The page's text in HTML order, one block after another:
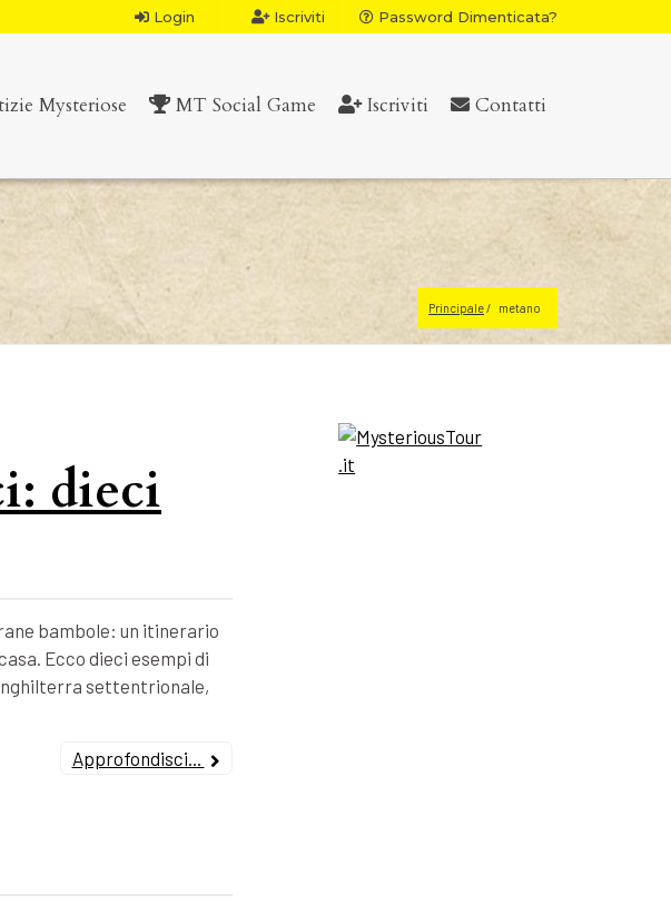
Login Iscriviti Password Dimenticata?
Mysteriose MT Social Game Iscriviti Contatti
Principale metano
dieci
bambole: un itinerario
Ecco dieci esempi di
settentrionale,
Approfondisci...